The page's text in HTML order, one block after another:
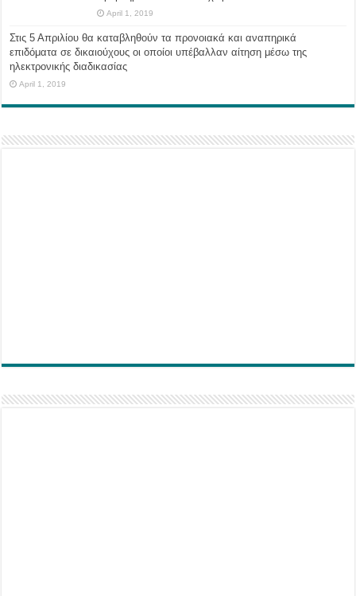
April 1, 2019
Στις 5 Απριλίου θα καταβληθούν τα προνοιακά και αναπηρικά
επιδόματα σε δικαιούχους οι οποίοι υπέβαλλαν αίτηση μέσω της
ηλεκτρονικής διαδικασίας
April 1, 2019